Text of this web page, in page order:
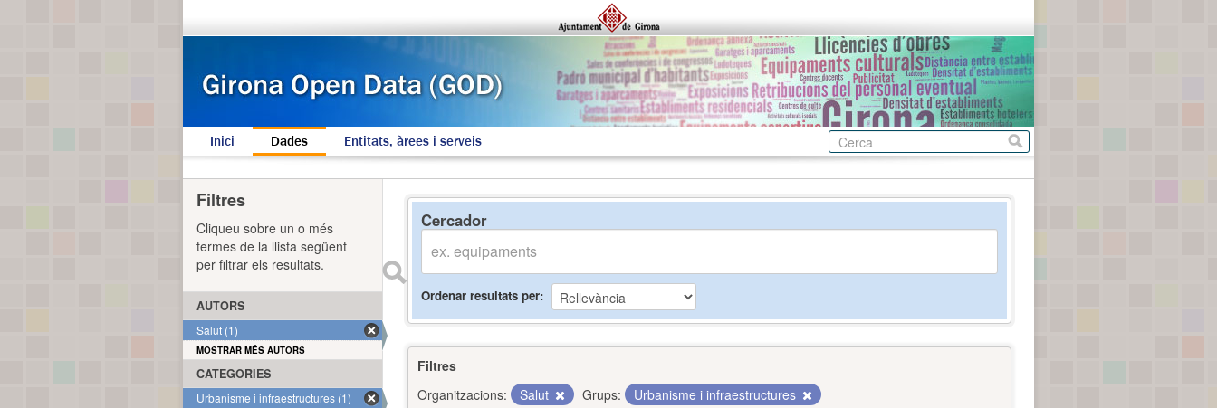
Inici Dades Entitats, àrees i serveis
Cercador
Ordenar resultats per
Filtres
Organitzacions:
Salut Grups: Urbanisme i infraestructures
Filtres
Cliqueu sobre un o més
termes de la llista següent
per filtrar els resultats.
AUTORS
Salut (1)
MOSTRAR MÉS AUTORS
CATEGORIES
Urbanisme i infraestructures (1)